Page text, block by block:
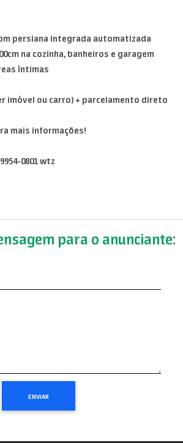
persiana integrada automatizada
na cozinha, banheiros e garagem
íntimas
imóvel ou carro) + parcelamento direto
mais informações!
0801 wtz
para o anunciante: